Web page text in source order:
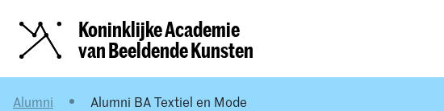
Koninklijke Academie
van Beeldende Kunsten
Alumni Alumni BA Textiel en Mode